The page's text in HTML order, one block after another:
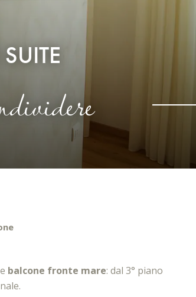
e balcone fronte mare: dal 3° piano